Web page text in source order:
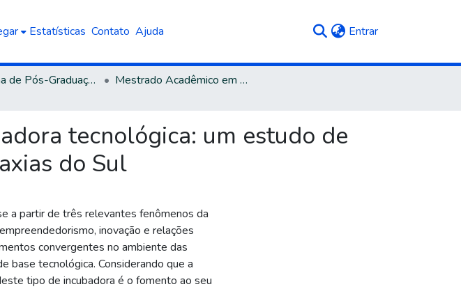
Estatísticas Contato Ajuda Entrar(current)
Programa de Pós-Graduação em Administração
Mestrado Acadêmico em Administração
tecnológica: um estudo de
do Sul
a partir de três relevantes fenômenos da
inovação e relações
convergentes no ambiente das
base tecnológica. Considerando que a
tipo de incubadora é o fomento ao seu